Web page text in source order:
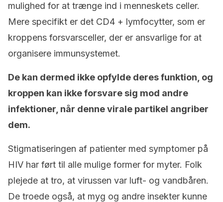
mulighed for at trænge ind i menneskets celler.
Mere specifikt er det CD4 + lymfocytter, som er
kroppens forsvarsceller, der er ansvarlige for at
organisere immunsystemet.
De kan dermed ikke opfylde deres funktion, og
kroppen kan ikke forsvare sig mod andre
infektioner, når denne virale partikel angriber
dem.
Stigmatiseringen af patienter med symptomer på
HIV har ført til alle mulige former for myter. Folk
plejede at tro, at virussen var luft- og vandbåren.
De troede også, at myg og andre insekter kunne